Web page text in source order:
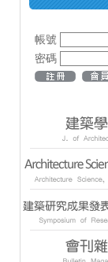
帳號
密碼